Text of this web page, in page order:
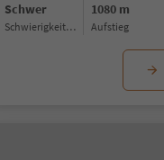
Schwer
Schwierigkeitsgrad
1080 m
Aufstieg